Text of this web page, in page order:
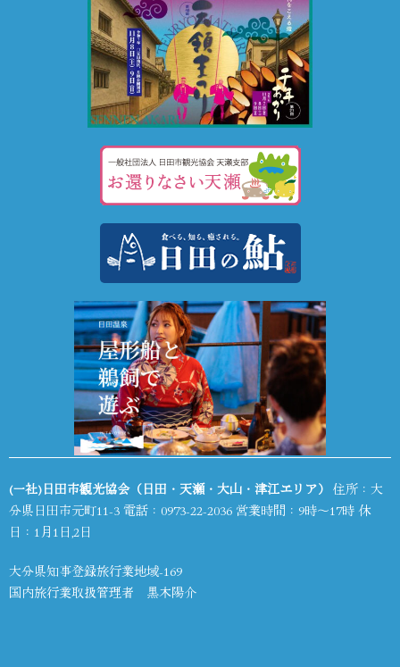
(一社)日田市観光協会（日田・天瀬・大山・津江エリア） 住所：大
分県日田市元町11-3 電話： 0973-22-2036 営業時間：9時～17時 休
日：1月1日,2日
大分県知事登録旅行業地域-169
国内旅行業取扱管理者 黒木陽介